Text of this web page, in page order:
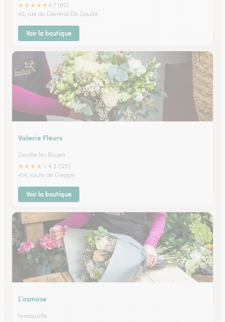
★★★★★4.7 (85)
42, rue du Général De Gaulle
Voir la boutique
Valerie Fleurs
Deville les Rouen
★★★★
4.3 (125)
414, route de Dieppe
Voir la boutique
L’osmose
Isneauville